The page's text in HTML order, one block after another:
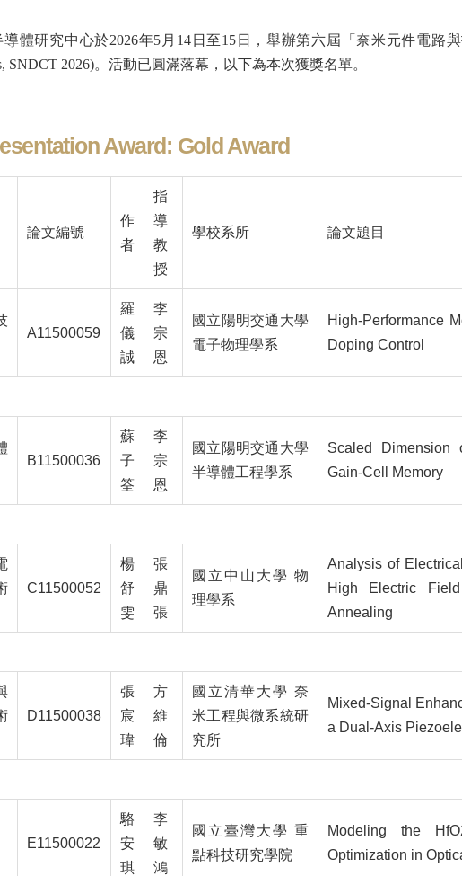
體研究中心於2026年5月14日至15日，舉辦第六屆「奈米元件電路與
SNDCT 2026)。活動已圓滿落幕，以下為本次獲獎名單。
Award: Gold Award
論文編號
作
者
指
導
教
授
學校系所 論文題目
A11500059
羅
儀
誠
李
宗
恩
國立陽明交通大學
電子物理學系
High-Performance
Doping Control
B11500036
蘇
子
筌
李
宗
恩
國立陽明交通大學
半導體工程學系
Scaled Dimension
Gain-Cell Memory
C11500052
楊
舒
雯
張
鼎
張
國立中山大學 物
理學系
Analysis of
High Electric
Annealing
D11500038
張
宸
瑋
方
維
倫
國立清華大學 奈
米工程與微系統研
究所
Mixed-Signal
a Dual-Axis
E11500022
駱
安
琪
李
敏
鴻
國立臺灣大學 重
點科技研究學院
Modeling the
Optimization in